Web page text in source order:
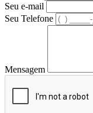
Seu e-mail
Seu Telefone
Mensagem